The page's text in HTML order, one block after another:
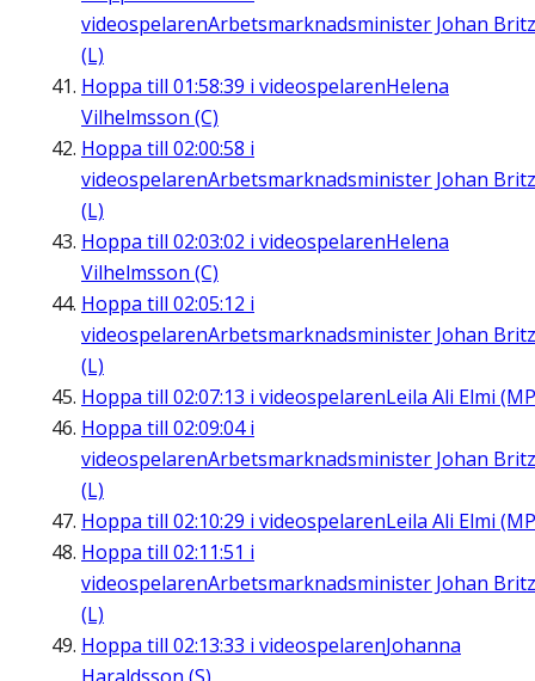
videospelarenArbetsmarknadsminister Johan Britz
(L)
Hoppa till 01:58:39 i videospelarenHelena
Vilhelmsson (C)
Hoppa till 02:00:58 i
videospelarenArbetsmarknadsminister Johan Britz
(L)
Hoppa till 02:03:02 i videospelarenHelena
Vilhelmsson (C)
Hoppa till 02:05:12 i
videospelarenArbetsmarknadsminister Johan Britz
(L)
Hoppa till 02:07:13 i videospelarenLeila Ali Elmi
Hoppa till 02:09:04i
videospelarenArbetsmarknadsminister Johan Britz
(L)
Hoppa till 02:10:29 i videospelarenLeila Ali Elmi
Hoppa till 02:11:51 i
videospelarenArbetsmarknadsminister Johan Britz
(L)
Hoppa till 02:13:33 i videospelarenJohanna